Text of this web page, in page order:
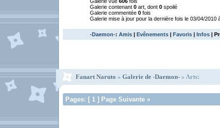
Galerie contenant 0 art, dont 0 spoilé
Galerie commentée 0 fois
Galerie mise à jour pour la dernière fois le 03/04/2010
-Daemon-: Amis | Evênements | Favoris | Infos |
Fanart Naruto » Galerie de -Daemon- » Arts:
Pages: [ 1 ] Page Suivante »